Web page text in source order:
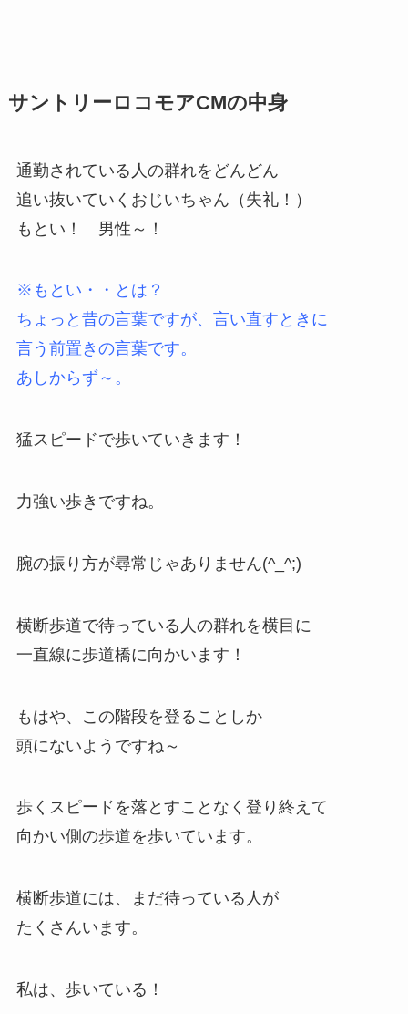
サントリーロコモアCMの中身
通勤されている人の群れをどんどん
追い抜いていくおじいちゃん（失礼！）
もとい！ 男性～！
※もとい・・とは？
ちょっと昔の言葉ですが、言い直すときに
言う前置きの言葉です。
あしからず～。
猛スピードで歩いていきます！
力強い歩きですね。
腕の振り方が尋常じゃありません(^_^;)
横断歩道で待っている人の群れを横目に
一直線に歩道橋に向かいます！
もはや、この階段を登ることしか
頭にないようですね～
歩くスピードを落とすことなく登り終えて
向かい側の歩道を歩いています。
横断歩道には、まだ待っている人が
たくさんいます。
私は、歩いている！